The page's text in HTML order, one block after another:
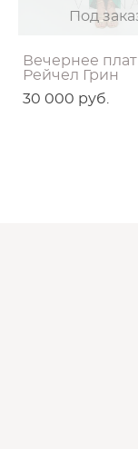
Под
Вечернее
Рейчел Грин
30 000 pуб.